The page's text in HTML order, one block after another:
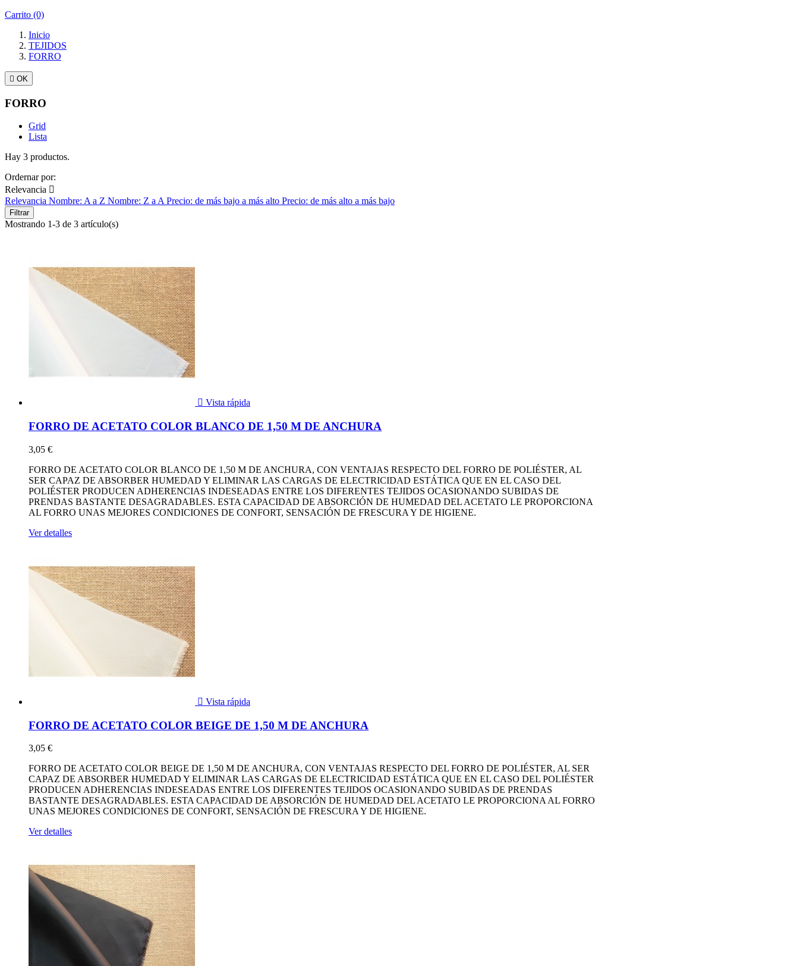
Carrito (0)
Inicio
TEJIDOS
FORRO
 OK
FORRO
Grid
Lista
Hay 3 productos.
Ordernar por:
Relevancia 
Relevancia Nombre: A a Z Nombre: Z a APrecio: de más bajo a más alto Precio: de más alto a más bajo
Filtrar
Mostrando 1-3 de 3 artículo(s)
 Vista rápida
FORRO DE ACETATO COLOR BLANCO DE 1,50 M DE ANCHURA
3,05 €
FORRO DE ACETATO COLOR BLANCO DE 1,50 M DE ANCHURA, CON VENTAJAS RESPECTO DEL FORRO DE POLIÉSTER, AL
SER CAPAZ DE ABSORBER HUMEDAD Y ELIMINAR LAS CARGAS DE ELECTRICIDAD ESTÁTICA QUE EN EL CASO DEL
POLIÉSTER PRODUCEN ADHERENCIAS INDESEADAS ENTRE LOS DIFERENTES TEJIDOS OCASIONANDO SUBIDAS DE
PRENDAS BASTANTE DESAGRADABLES. ESTA CAPACIDAD DE ABSORCIÓN DE HUMEDAD DEL ACETATO LE PROPORCIONA
AL FORRO UNAS MEJORES CONDICIONES DE CONFORT, SENSACIÓN DE FRESCURA Y DE HIGIENE.
Ver detalles
 Vista rápida
FORRO DE ACETATO COLOR BEIGE DE 1,50 M DE ANCHURA
3,05 €
FORRO DE ACETATO COLOR BEIGE DE 1,50 M DE ANCHURA, CON VENTAJAS RESPECTO DEL FORRO DE POLIÉSTER, AL SER
CAPAZ DE ABSORBER HUMEDAD Y ELIMINAR LAS CARGAS DE ELECTRICIDAD ESTÁTICA QUE EN EL CASO DEL POLIÉSTER
PRODUCEN ADHERENCIAS INDESEADAS ENTRE LOS DIFERENTES TEJIDOS OCASIONANDO SUBIDAS DE PRENDAS
BASTANTE DESAGRADABLES. ESTA CAPACIDAD DE ABSORCIÓN DE HUMEDAD DEL ACETATO LE PROPORCIONA AL FORRO
UNAS MEJORES CONDICIONES DE CONFORT, SENSACIÓN DE FRESCURA Y DE HIGIENE.
Ver detalles